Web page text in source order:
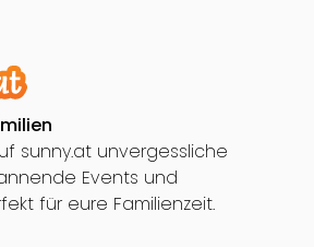
sunny.at unvergessliche
Events und
für eure Familienzeit.